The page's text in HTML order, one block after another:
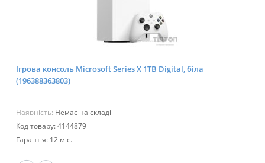
Ігрова консоль Microsoft Series X 1TB Digital, біла
(196388363803)
Наявність: Немає на складі
Код товару: 4144879
Гарантія: 12 міс.